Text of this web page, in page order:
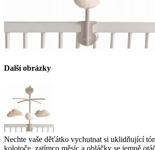
Další obrázky
Nechte vaše děťátko vychutnat si uklidňující
kolotoče, zatímco měsíc a obláčky se jemně